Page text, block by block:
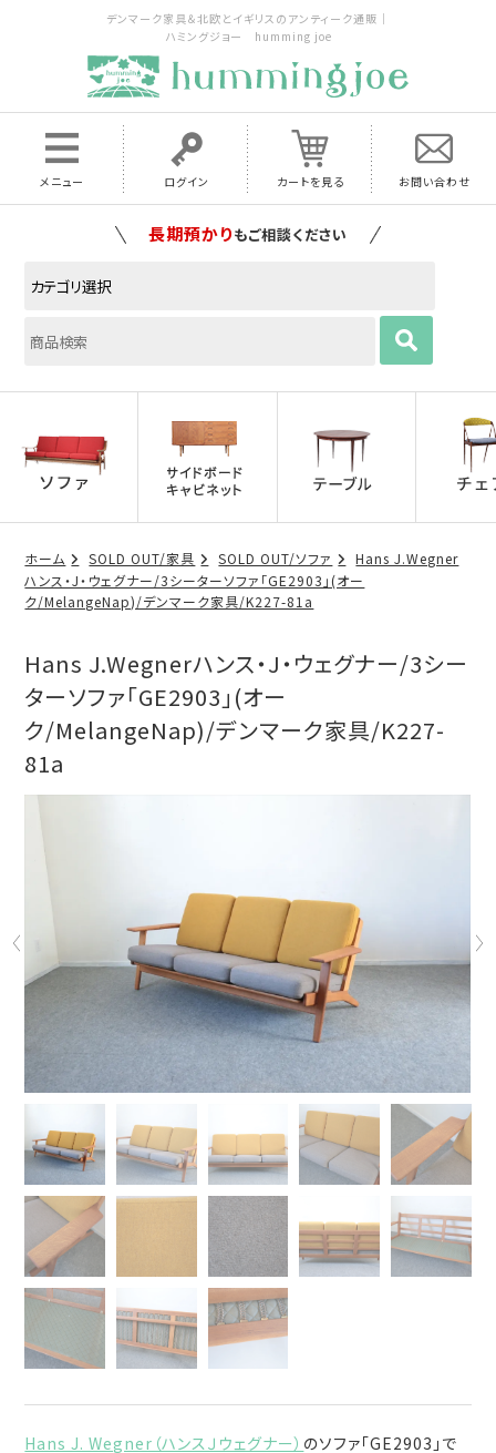
デンマーク家具＆北欧とイギリスのアンティーク通販｜
ハミングジョー humming joe
メニュー ログイン カートを見る お問い合わせ
家具の配送料は全国当店で負担いたします
ホーム SOLD OUT/家具 SOLD OUT/ソファ
Hans J.Wegner
ハンス・J・ウェグナー/3シーターソファ「GE2903」(オー
ク/MelangeNap)/デンマーク家具/K227-81a
Hans J.Wegnerハンス・J・ウェグナー/3シー
ターソファ「GE2903」(オー
ク/MelangeNap)/デンマーク家具/K227-
81a
Hans J. Wegner（ハンスＪウェグナー） のソファ「GE2903」で